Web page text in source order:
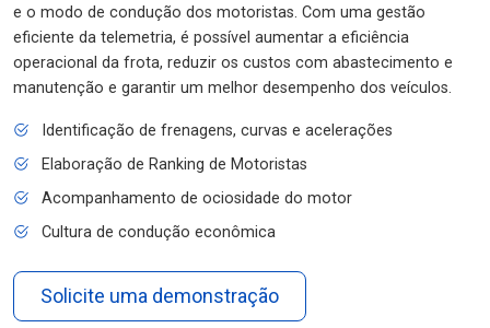
e o modo de condução dos motoristas. Com uma gestão
eficiente da telemetria, é possível aumentar a eficiência
operacional da frota, reduzir os custos com abastecimento e
manutenção e garantir um melhor desempenho dos veículos.
Identificação de frenagens, curvas e acelerações
Elaboração de Ranking de Motoristas
Acompanhamento de ociosidade do motor
Cultura de condução econômica
Solicite uma demonstração